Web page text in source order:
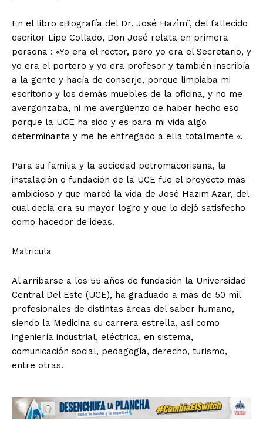
En el libro «Biografía del Dr. José Hazìm”, del fallecido
escritor Lipe Collado, Don José relata en primera
persona : «Yo era el rector, pero yo era el Secretario, y
yo era el portero y yo era profesor y también inscribía
a la gente y hacía de conserje, porque limpiaba mi
escritorio y los demás muebles de la oficina, y no me
avergonzaba, ni me avergüenzo de haber hecho eso
porque la UCE ha sido y es para mi vida algo
determinante y me he entregado a ella totalmente «.
Para su familia y la sociedad petromacorisana, la
instalación o fundación de la UCE fue el proyecto más
ambicioso y que marcó la vida de José Hazim Azar, del
cual decía era su mayor logro y que lo dejó satisfecho
como hacedor de ideas.
Matricula
Al arribarse a los 55 años de fundación la Universidad
Central Del Este (UCE), ha graduado a más de 50 mil
profesionales de distintas áreas del saber humano,
siendo la Medicina su carrera estrella, así como
ingeniería industrial, eléctrica, en sistema,
comunicación social, pedagogía, derecho, turismo,
entre otras.